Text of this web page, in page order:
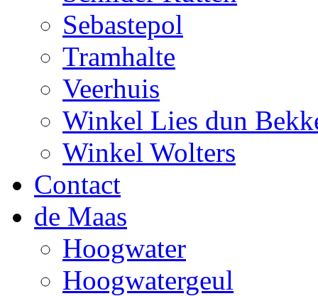
Sebastepol
Tramhalte
Veerhuis
Winkel Lies dun
Winkel Wolters
Contact
de Maas
Hoogwater
Hoogwatergeul